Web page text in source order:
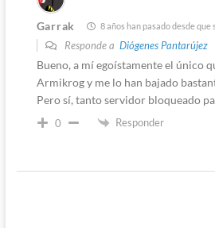
Garrak 8 años han pasado desde que
Responde a Diógenes Pantarújez
Bueno, a mí egoístamente el único
Armikrog y me lo han bajado
Pero sí, tanto servidor bloqueado
0 Responder